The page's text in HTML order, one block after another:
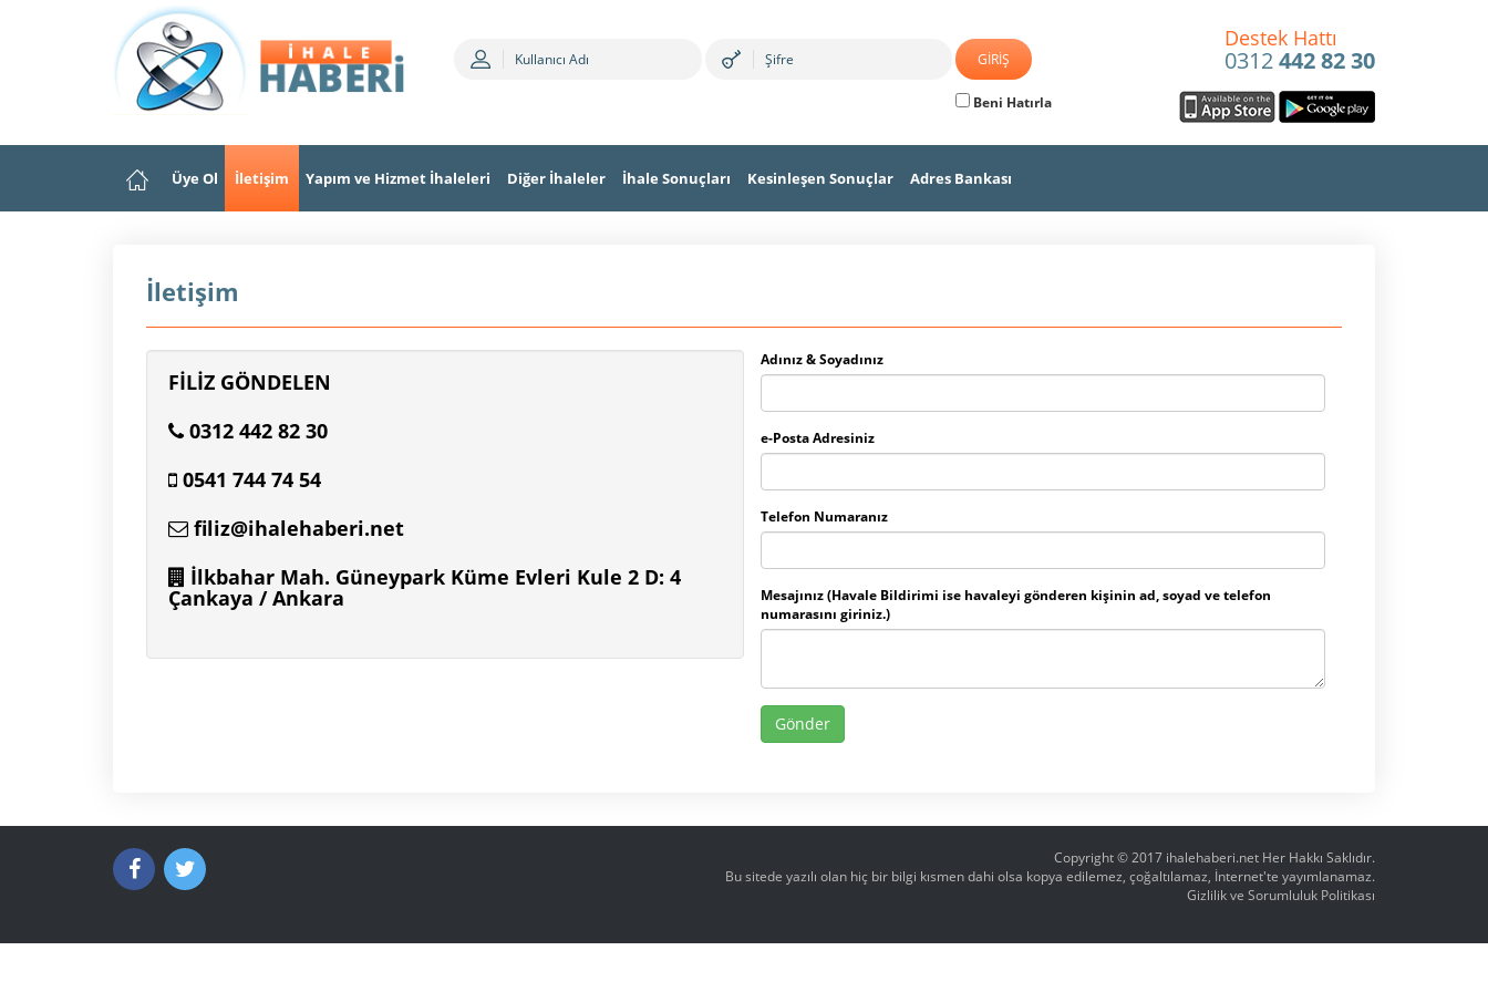
Beni Hatırla
Destek Hattı
0312442 82 30
Üye Ol İletişim Yapım ve Hizmet İhaleleri Diğer İhaleler İhale Sonuçları Kesinleşen Sonuçlar Adres Bankası
İletişim
FİLİZ GÖNDELEN
0312 442 82 30
0541 744 74 54
filiz@ihalehaberi.net
İlkbahar Mah. Güneypark Küme Evleri Kule 2 D: 4
Çankaya / Ankara
Adınız & Soyadınız
e-Posta Adresiniz
Telefon Numaranız
Mesajınız (Havale Bildirimi ise havaleyi gönderen kişinin ad, soyad ve telefon
numarasını giriniz.)
Copyright © 2017 ihalehaberi.net Her Hakkı Saklıdır.
Bu sitede yazılı olan hiç bir bilgi kısmen dahi olsa kopya edilemez, çoğaltılamaz, İnternet'te yayımlanamaz.
Gizlilik ve Sorumluluk Politikası